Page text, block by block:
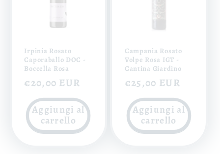
Irpinia Rosato
Caporaballo DOC -
Boccella Rosa
Prezzo
listino
€20,00 EUR
Aggiungi al
carrello
Campania Rosato
Volpe Rosa IGT -
Cantina Giardino
Prezzo
listino
€25,00 EUR
Aggiungi al
carrello